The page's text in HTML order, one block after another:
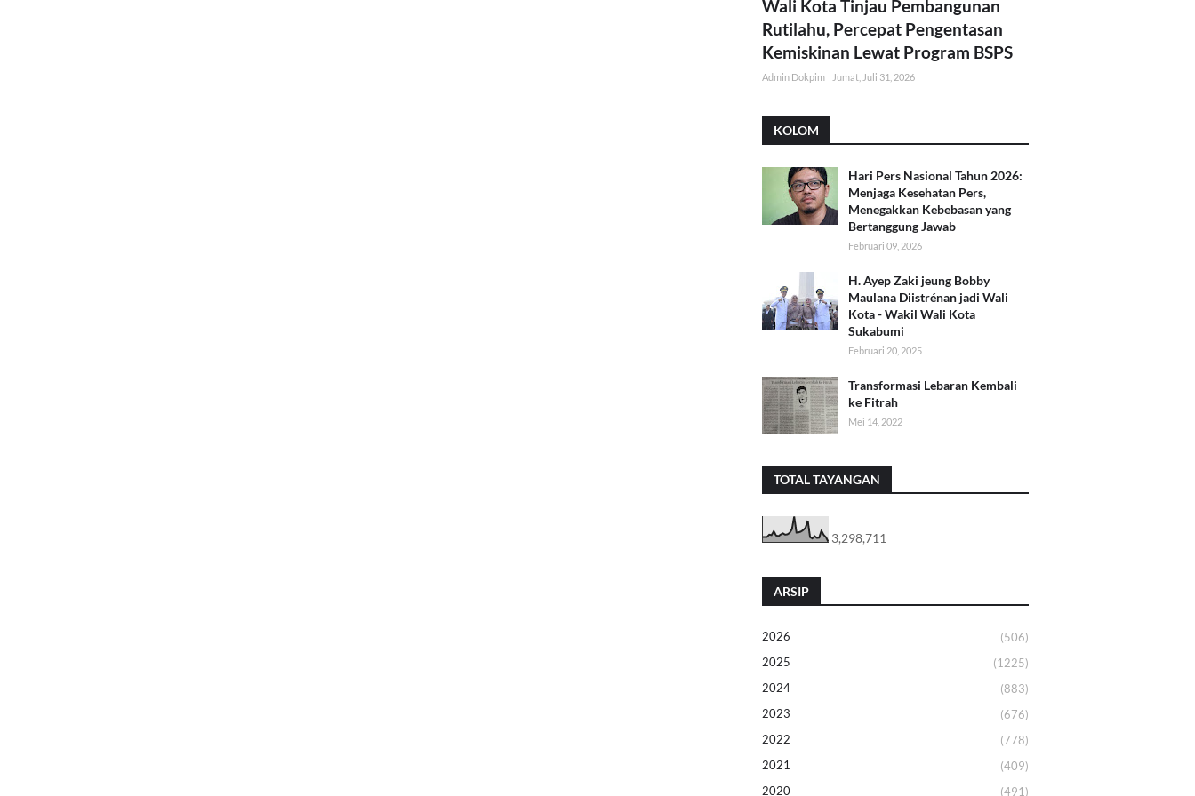
Wali Kota Tinjau Pembangunan
Rutilahu, Percepat Pengentasan
Kemiskinan Lewat Program BSPS
Admin Dokpim Jumat, Juli 31, 2026
KOLOM
Hari Pers Nasional Tahun 2026:
Menjaga Kesehatan Pers,
Menegakkan Kebebasan yang
Bertanggung Jawab
Februari 09, 2026
H. Ayep Zaki jeung Bobby
Maulana Diistrénan jadi Wali
Kota - Wakil Wali Kota
Sukabumi
Februari 20, 2025
Transformasi Lebaran Kembali
ke Fitrah
Mei 14, 2022
TOTAL TAYANGAN
3,298,711
ARSIP
2026
(506)
2025
(1225)
2024
(883)
2023
(676)
2022
(778)
2021
(409)
2020
(491)